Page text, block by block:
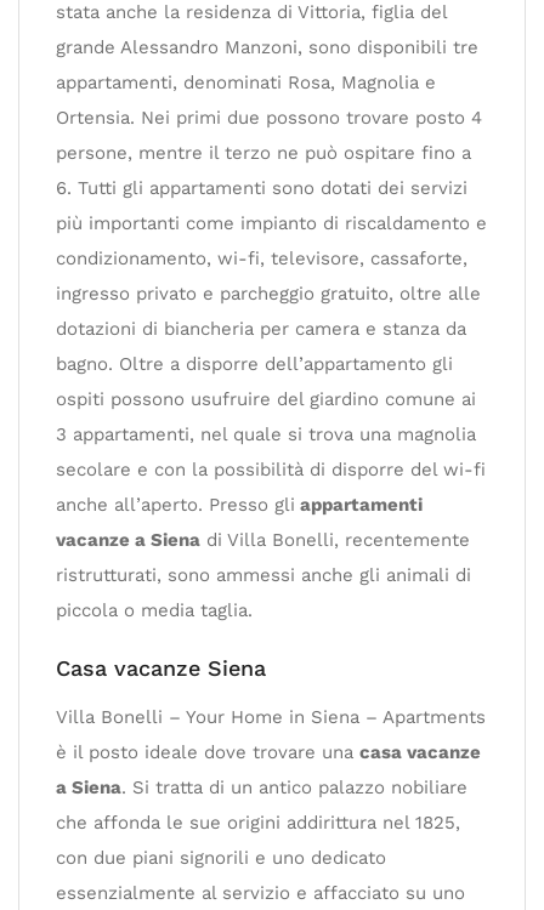
stata anche la residenza di Vittoria, figlia del
grande Alessandro Manzoni, sono disponibili tre
appartamenti, denominati Rosa, Magnolia e
Ortensia. Nei primi due possono trovare posto 4
persone, mentre il terzo ne può ospitare fino a
6. Tutti gli appartamenti sono dotati dei servizi
più importanti come impianto di riscaldamento e
condizionamento, wi-fi, televisore, cassaforte,
ingresso privato e parcheggio gratuito, oltre alle
dotazioni di biancheria per camera e stanza da
bagno. Oltre a disporre dell’appartamento gli
ospiti possono usufruire del giardino comune ai
3 appartamenti, nel quale si trova una magnolia
secolare e con la possibilità di disporre del wi-fi
anche all’aperto. Presso gli appartamenti
vacanze a Siena di Villa Bonelli, recentemente
ristrutturati, sono ammessi anche gli animali di
piccola o media taglia.
Casa vacanze Siena
Villa Bonelli – Your Home in Siena – Apartments
è il posto ideale dove trovare una casa vacanze
a Siena. Si tratta di un antico palazzo nobiliare
che affonda le sue origini addirittura nel 1825,
con due piani signorili e uno dedicato
essenzialmente al servizio e affacciato su uno